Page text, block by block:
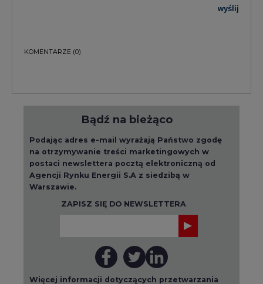
wyślij
KOMENTARZE (0)
Bądź na bieżąco
Podając adres e-mail wyrażają Państwo zgodę
na otrzymywanie treści marketingowych w
postaci newslettera pocztą elektroniczną od
Agencji Rynku Energii S.A z siedzibą w
Warszawie.
ZAPISZ SIĘ DO NEWSLETTERA
Więcej informacji dotyczących przetwarzania